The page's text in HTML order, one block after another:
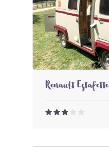
Renault Estafette